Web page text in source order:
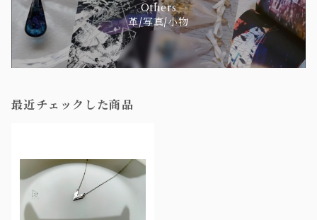
Others
革/写真/小物
最近チェックした商品